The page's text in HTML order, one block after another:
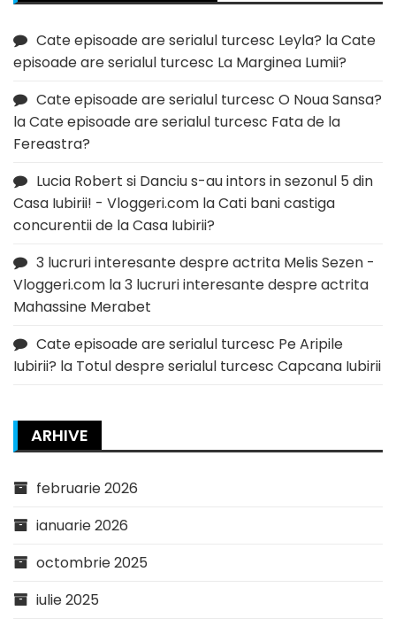
Cate episoade are serialul turcesc Leyla? laCate
episoade are serialul turcesc La Marginea Lumii?
Cate episoade are serialul turcesc O Noua Sansa?
laCate episoade are serialul turcesc Fata de la
Fereastra?
Lucia Robert si Danciu s-au intors in sezonul 5 din
Casa Iubirii! - Vloggeri.com laCati bani castiga
concurentii de la Casa Iubirii?
3 lucruri interesante despre actrita Melis Sezen -
Vloggeri.com la3 lucruri interesante despre actrita
Mahassine Merabet
Cate episoade are serialul turcesc Pe Aripile
Iubirii? la Totul despre serialul turcesc Capcana Iubirii
ARHIVE
februarie 2026
ianuarie 2026
octombrie 2025
iulie 2025